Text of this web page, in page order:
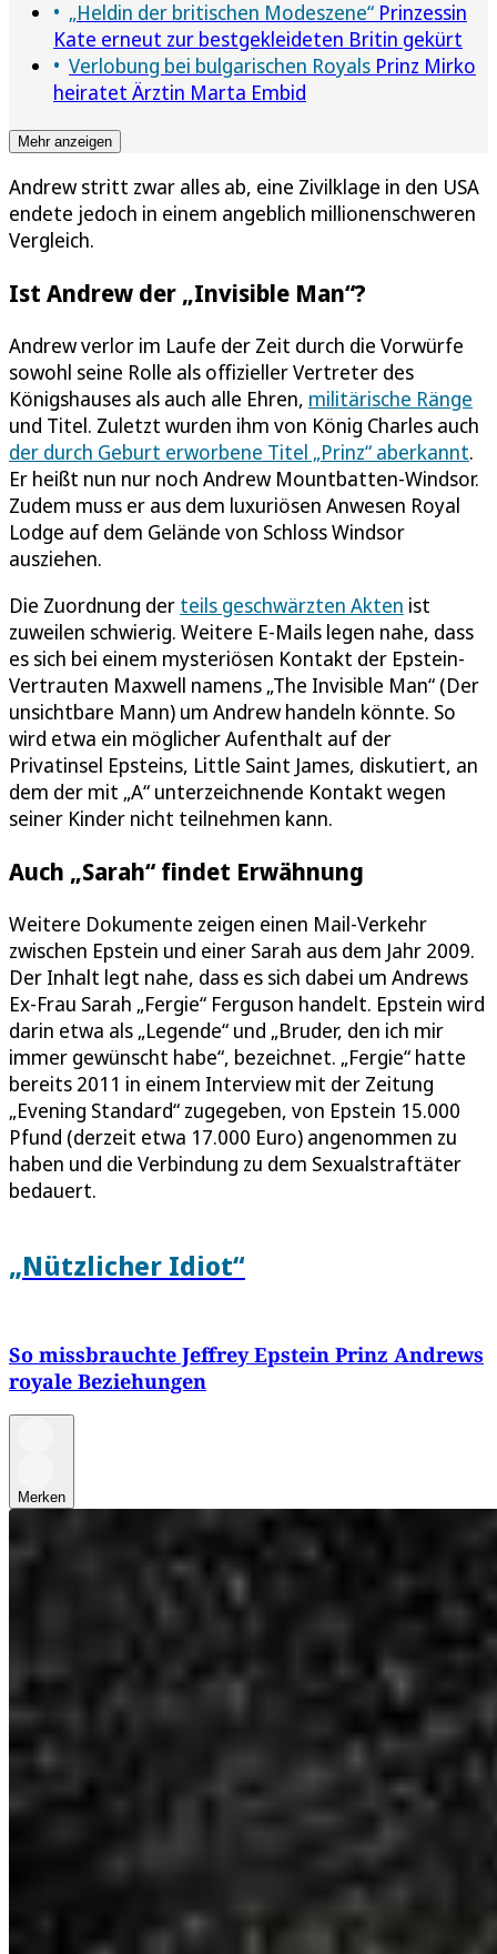
„Heldin der britischen Modeszene“ Prinzessin
Kate erneut zur bestgekleideten Britin gekürt
Verlobung bei bulgarischen Royals Prinz Mirko
heiratet Ärztin Marta Embid
Mehr anzeigen
Andrew stritt zwar alles ab, eine Zivilklage in den USA
endete jedoch in einem angeblich millionenschweren
Vergleich.
Ist Andrew der „Invisible Man“?
Andrew verlor im Laufe der Zeit durch die Vorwürfe
sowohl seine Rolle als offizieller Vertreter des
Königshauses als auch alle Ehren, militärische Ränge
und Titel. Zuletzt wurden ihm von König Charles auch
der durch Geburt erworbene Titel „Prinz“ aberkannt.
Er heißt nun nur noch Andrew Mountbatten-Windsor.
Zudem muss er aus dem luxuriösen Anwesen Royal
Lodge auf dem Gelände von Schloss Windsor
ausziehen.
Die Zuordnung der teils geschwärzten Akten ist
zuweilen schwierig. Weitere E-Mails legen nahe, dass
es sich bei einem mysteriösen Kontakt der Epstein-
Vertrauten Maxwell namens „The Invisible Man“ (Der
unsichtbare Mann) um Andrew handeln könnte. So
wird etwa ein möglicher Aufenthalt auf der
Privatinsel Epsteins, Little Saint James, diskutiert, an
dem der mit „A“ unterzeichnende Kontakt wegen
seiner Kinder nicht teilnehmen kann.
Auch „Sarah“ findet Erwähnung
Weitere Dokumente zeigen einen Mail-Verkehr
zwischen Epstein und einer Sarah aus dem Jahr 2009.
Der Inhalt legt nahe, dass es sich dabei um Andrews
Ex-Frau Sarah „Fergie“ Ferguson handelt. Epstein wird
darin etwa als „Legende“ und „Bruder, den ich mir
immer gewünscht habe“, bezeichnet. „Fergie“ hatte
bereits 2011 in einem Interview mit der Zeitung
„Evening Standard“ zugegeben, von Epstein 15.000
Pfund (derzeit etwa 17.000 Euro) angenommen zu
haben und die Verbindung zu dem Sexualstraftäter
bedauert.
„Nützlicher Idiot“
So missbrauchte Jeffrey Epstein Prinz Andrews
royale Beziehungen
Merken